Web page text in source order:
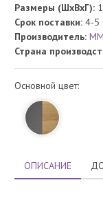
Размеры (ШхВхГ):
Срок поставки: 4-5
Производитель:
Страна
Основной цвет:
ОПИСАНИЕ